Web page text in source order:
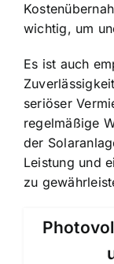
wichtig, um
Es ist auch
seriöser
regelmäßige
der
Leistung und
zu